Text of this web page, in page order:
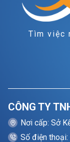
Tìm việc
CÔNG TY
Nơi cấp: Sở
Số điện